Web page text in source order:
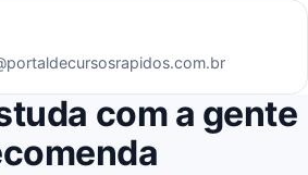
com a gente